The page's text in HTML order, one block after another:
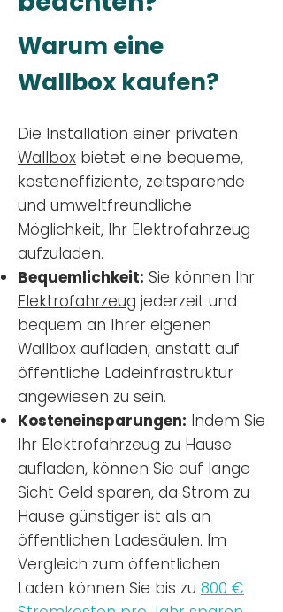
Warum eine
Wallbox kaufen?
Die Installation einer privaten
Wallbox bietet eine bequeme,
kosteneffiziente, zeitsparende
und umweltfreundliche
Möglichkeit, Ihr Elektrofahrzeug
aufzuladen.
Bequemlichkeit: Sie können Ihr
Elektrofahrzeug jederzeit und
bequem an Ihrer eigenen
Wallbox aufladen, anstatt auf
öffentliche Ladeinfrastruktur
angewiesen zu sein.
Kosteneinsparungen: Indem Sie
Ihr Elektrofahrzeug zu Hause
aufladen, können Sie auf lange
Sicht Geld sparen, da Strom zu
Hause günstiger ist als an
öffentlichen Ladesäulen. Im
Vergleich zum öffentlichen
Laden können Sie bis zu 800 €